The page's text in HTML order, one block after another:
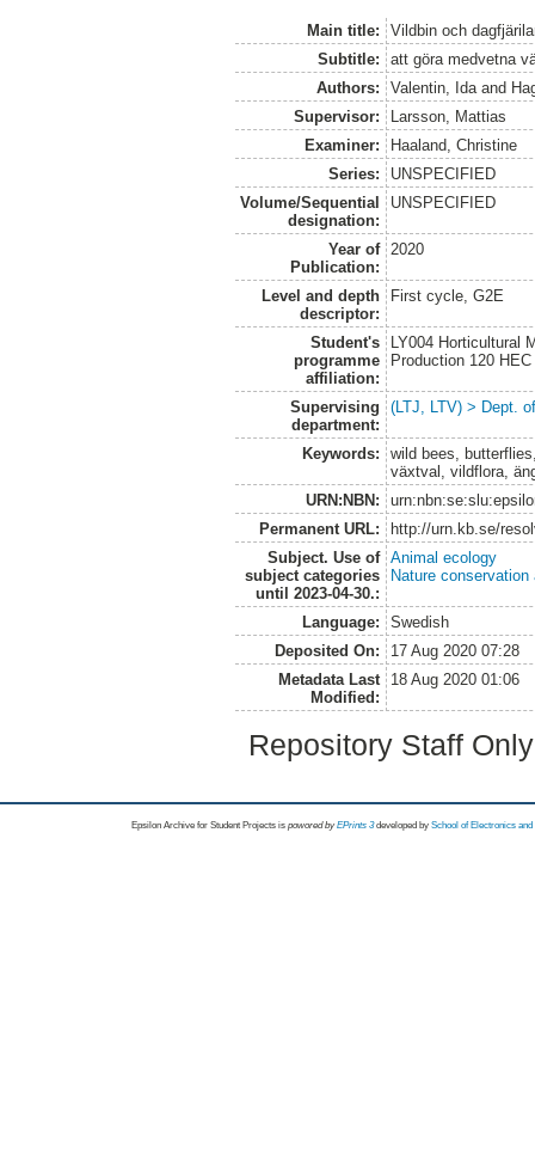
Main title:
Vildbin och
Subtitle:
att göra medvetna
Authors:
Valentin, Ida and
Supervisor:
Larsson, Mattias
Examiner:
Haaland, Christine
Series:
UNSPECIFIED
Volume/Sequential
designation:
UNSPECIFIED
Year of
Publication:
2020
Level and depth
descriptor:
First cycle, G2E
Student's
programme
affiliation:
LY004 Horticultural
Production 120 HEC
Supervising
department:
(LTJ, LTV) > Dept.
Keywords:
wild bees,
växtval, vildflora,
URN:NBN:
Permanent URL:
http://urn.kb.se/
Subject. Use of
subject categories
until 2023-04-30.:
Animal ecology
Nature
Language:
Swedish
Deposited On:
17 Aug 2020 07:28
Metadata Last
Modified:
18 Aug 2020 01:06
Repository Staff
Epsilon Archive for Student Projects is powored byEPrints 3 developed by School of Electronics